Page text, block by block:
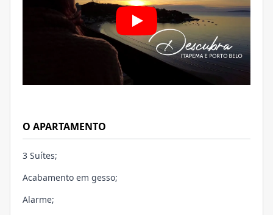
O APARTAMENTO
3 Suítes;
Acabamento em gesso;
Alarme;